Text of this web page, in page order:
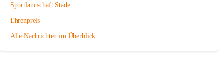
Sportlandschaft Stade
Ehrenpreis
Alle Nachrichten im Überblick